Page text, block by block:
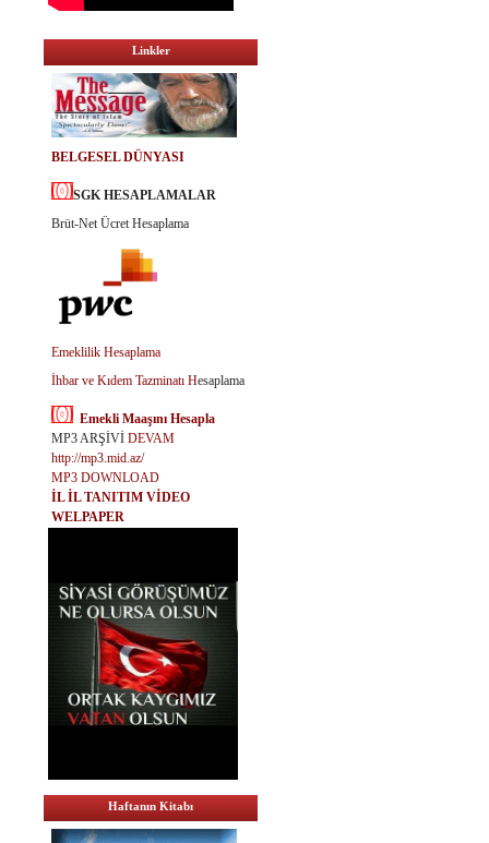
Linkler
BELGESEL DÜNYASI
SGK HESAPLAMALAR
Brüt-Net Ücret Hesaplama
Emeklilik Hesaplama
İhbar ve Kıdem Tazminatı Hesaplama
Emekli Maaşını Hesapla
MP3 ARŞİVİ DEVAM
http://mp3.mid.az/
MP3 DOWNLOAD
İL İL TANITIM VİDEO
WELPAPER
Haftanın Kitabı